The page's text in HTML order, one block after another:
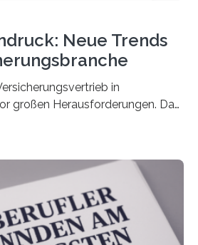
Neue Trends
in
großen Herausforderungen. Das
Prof. Dr. Lukas Linnenbrink
Versicherungskaufleute e.V.
Studie basiert auf den
selbstständigen
und -makler*innen. Ein
als die Hälfte der Befragten ist